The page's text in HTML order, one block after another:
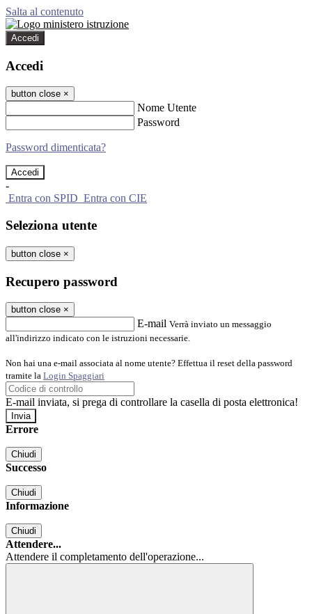
Salta al contenuto
Accedi
Accedi
button close ×
Nome Utente
Password
Password dimenticata?
-
Entra con SPID Entra con CIE
Seleziona utente
button close ×
Recupero password
button close ×
E-mail Verrà inviato un messaggio
all'indirizzo indicato con le istruzioni necessarie.
Non hai una e-mail associata al nome utente? Effettua il reset della password
tramite la Login Spaggiari
E-mail inviata, si prega di controllare la casella di posta elettronica!
Errore
Chiudi
Successo
Chiudi
Informazione
Chiudi
Attendere...
Attendere il completamento dell'operazione...